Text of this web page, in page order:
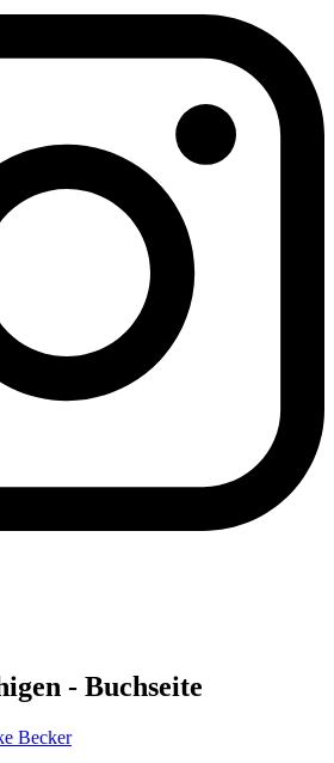
- Buchseite
Becker